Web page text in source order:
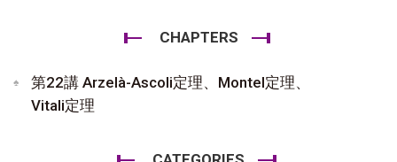
CHAPTERS
第22講 Arzelà-Ascoli定理、Montel定理、
Vitali定理